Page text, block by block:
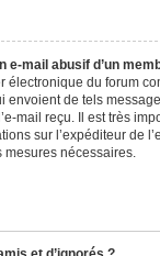
e-mail abusif d’un
électronique du forum
envoient de tels
mail reçu. Il est très
sur l’expéditeur de
nécessaires.